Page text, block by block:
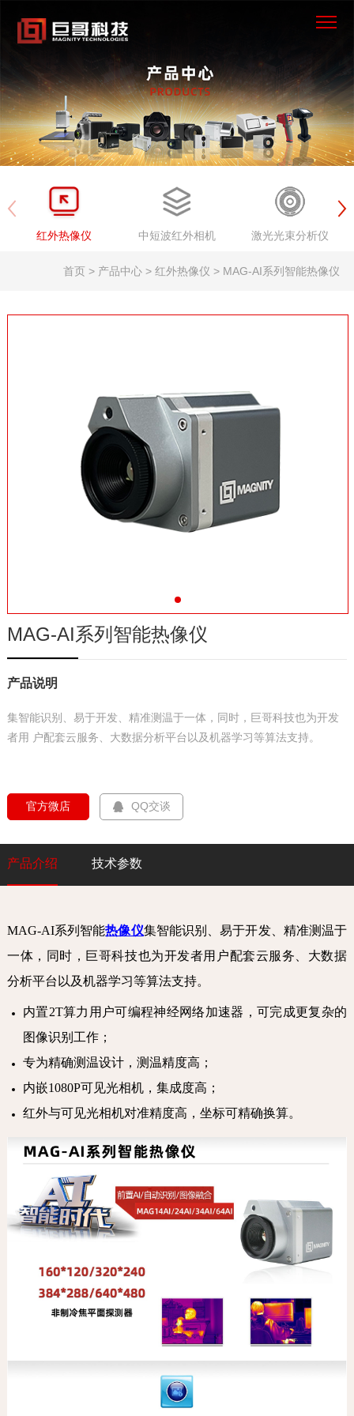
×
首页
产品中心
新闻资讯
关于我们
红外热像仪 中短波红外相机 激光光束分析仪
首页 > 产品中心 > 红外热像仪 > MAG-AI系列智能热像仪
MAG-AI系列智能热像仪
产品说明
集智能识别、易于开发、精准测温于一体，同时，巨哥科技也为开发
者用 户配套云服务、大数据分析平台以及机器学习等算法支持。
  官方微店
QQ交谈
产品介绍 技术参数
MAG-AI系列智能热像仪集智能识别、易于开发、精准测温于
一体，同时，巨哥科技也为开发者用户配套云服务、大数据
分析平台以及机器学习等算法支持。
内置2T算力用户可编程神经网络加速器，可完成更复杂的
图像识别工作；
专为精确测温设计，测温精度高；
内嵌1080P可见光相机，集成度高；
红外与可见光相机对准精度高，坐标可精确换算。